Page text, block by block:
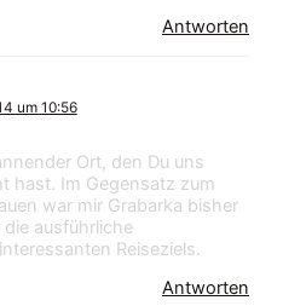
Antworten
um 10:56
Ort, den Du uns
hast. Im Gegensatz zum
war mir Grabarka bisher
ausführliche
Reiseziels.
Antworten